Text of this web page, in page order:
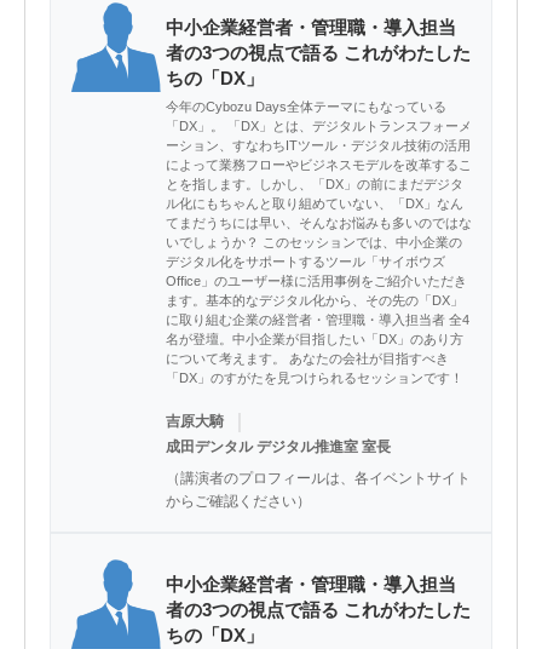
中小企業経営者・管理職・導入担当
者の3つの視点で語る これがわたした
ちの「DX」
今年のCybozu Days全体テーマにもなっている
「DX」。 「DX」とは、デジタルトランスフォーメ
ーション、すなわちITツール・デジタル技術の活用
によって業務フローやビジネスモデルを改革するこ
とを指します。しかし、「DX」の前にまだデジタ
ル化にもちゃんと取り組めていない、「DX」なん
てまだうちには早い、そんなお悩みも多いのではな
いでしょうか？ このセッションでは、中小企業の
デジタル化をサポートするツール「サイボウズ
Office」のユーザー様に活用事例をご紹介いただき
ます。基本的なデジタル化から、その先の「DX」
に取り組む企業の経営者・管理職・導入担当者 全4
名が登壇。中小企業が目指したい「DX」のあり方
について考えます。 あなたの会社が目指すべき
「DX」のすがたを見つけられるセッションです！
吉原大騎
成田デンタル デジタル推進室 室長
（講演者のプロフィールは、各イベントサイト
からご確認ください）
中小企業経営者・管理職・導入担当
者の3つの視点で語る これがわたした
ちの「DX」